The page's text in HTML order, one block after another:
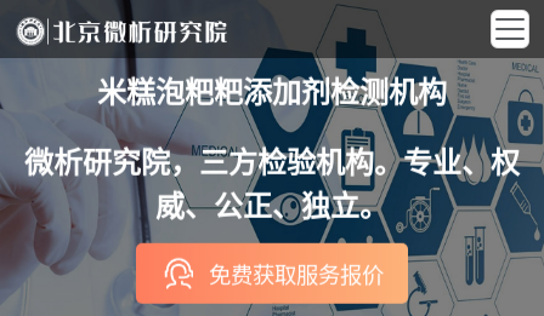
米糕泡粑粑添加剂检测机构
微析研究院，三方检验机构。专业、权
威、公正、独立。
免费获取服务报价